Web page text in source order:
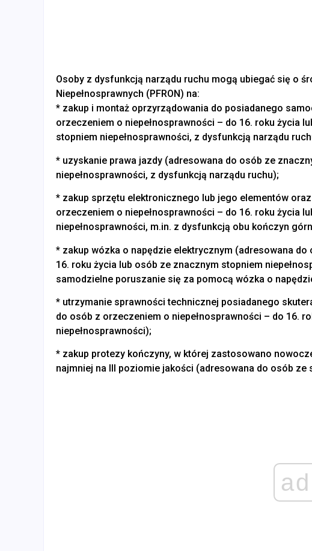
Osoby z dysfunkcją narządu ruchu mogą ubiegać się o
Niepełnosprawnych (PFRON) na:
* zakup i montaż oprzyrządowania do posiadanego
orzeczeniem o niepełnosprawności – do 16. roku życia
stopniem niepełnosprawności, z dysfunkcją narządu
* uzyskanie prawa jazdy (adresowana do osób ze
niepełnosprawności, z dysfunkcją narządu ruchu);
* zakup sprzętu elektronicznego lub jego elementów
orzeczeniem o niepełnosprawności – do 16. roku życia
niepełnosprawności, m.in. z dysfunkcją obu kończyn
* zakup wózka o napędzie elektrycznym (adresowana
16. roku życia lub osób ze znacznym stopniem
samodzielne poruszanie się za pomocą wózka o
* utrzymanie sprawności technicznej posiadanego
do osób z orzeczeniem o niepełnosprawności – do 16.
niepełnosprawności);
* zakup protezy kończyny, w której zastosowano
najmniej na III poziomie jakości (adresowana do osób ze
ad